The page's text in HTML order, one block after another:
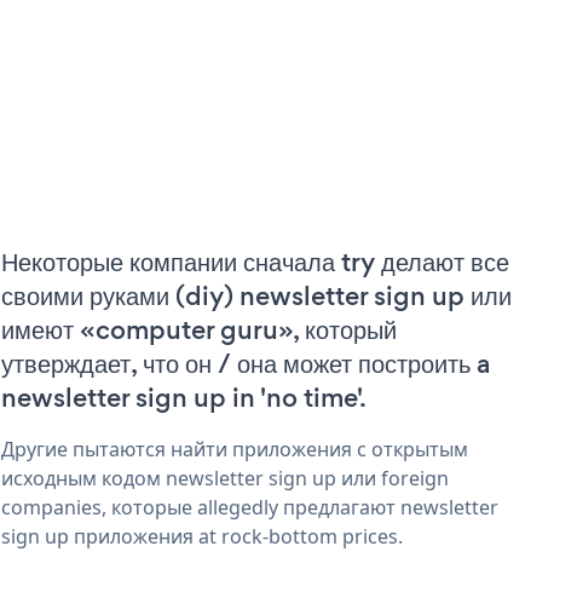
Некоторые компании сначала try делают все
своими руками (diy) newsletter sign up или
имеют «computer guru», который
утверждает, что он / она может построить a
newsletter sign up in 'no time'.
Другие пытаются найти приложения с открытым
исходным кодом newsletter sign up или foreign
companies, которые allegedly предлагают newsletter
sign up приложения at rock-bottom prices.